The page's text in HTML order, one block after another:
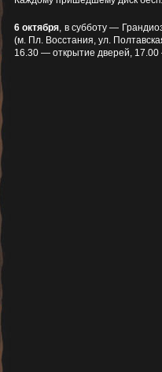
6 октября , в субботу —
(м. Пл. Восстания, ул.
16.30 — открытие дверей,